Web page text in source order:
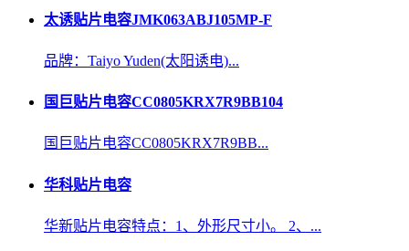
太诱贴片电容JMK063ABJ105MP-F
品牌：Taiyo Yuden(太阳诱电)...
国巨贴片电容CC0805KRX7R9BB104
国巨贴片电容CC0805KRX7R9BB...
华科贴片电容
华新贴片电容特点：1、外形尺寸小。 2、...